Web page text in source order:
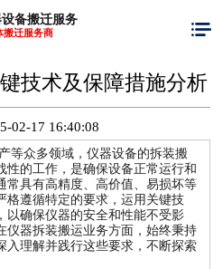
备搬迁服务
搬迁服务商
技术及保障措施分析
02-17 16:40:08
等众多领域，仪器设备的拆装搬
性的工作，是确保设备正常运行和
常具有高精度、高价值、易损坏等
格遵循特定的要求，运用关键技
以确保仪器的安全和性能不受影
仪器拆装搬运业务方面，始终秉持
入理解并践行这些要求，不断探索